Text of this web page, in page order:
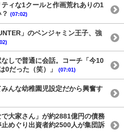
ィな1クールと作画荒れありの1
(07:02)
」のベンジャミン王子、強
しで普通に会話。コーチ「今10
0だった（笑）」
(07:01)
みんな幼稚園児設定だから興奮す
大家さん」が約2881億円の債務
めぐり出資者約2500人が集団訴